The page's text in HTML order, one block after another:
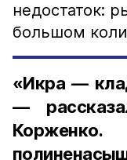
недостаток:
большом
«Икра —
—